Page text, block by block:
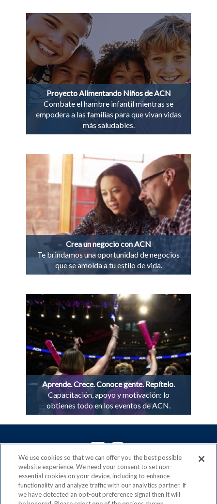
Proyecto Alimentando Niños de ACN
Combate el hambre infantil mientras se
empodera a las familias para que vivan vidas
más saludables.
Crea un negocio con ACN
Te brindamos una oportunidad de negocios
que se amolda a tu estilo de vida.
Aprende. Crece. Conoce gente. Repítelo.
Capacitación, apoyo y motivación: lo
obtienes todo en los eventos de ACN.
ACN es un miembro orgulloso de la Direct Selling
Association
y signatario delDSA Code of Ethics
We use cookies so that we can offer you the best possible
website experience. We need your consent to set non-
essential cookies on your device, including to enhance
functionality and analyze traffic with our analytics partner. If
we have detected an opt-out preference signal then it will